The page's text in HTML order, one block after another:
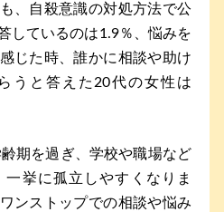
、自殺意識の対処方法で公
しているのは1.9％、悩みを
じた時、誰かに相談や助け
うと答えた20代の女性は
期を過ぎ、学校や職場など
挙に孤立しやすくなりま
ンストップでの相談や悩み